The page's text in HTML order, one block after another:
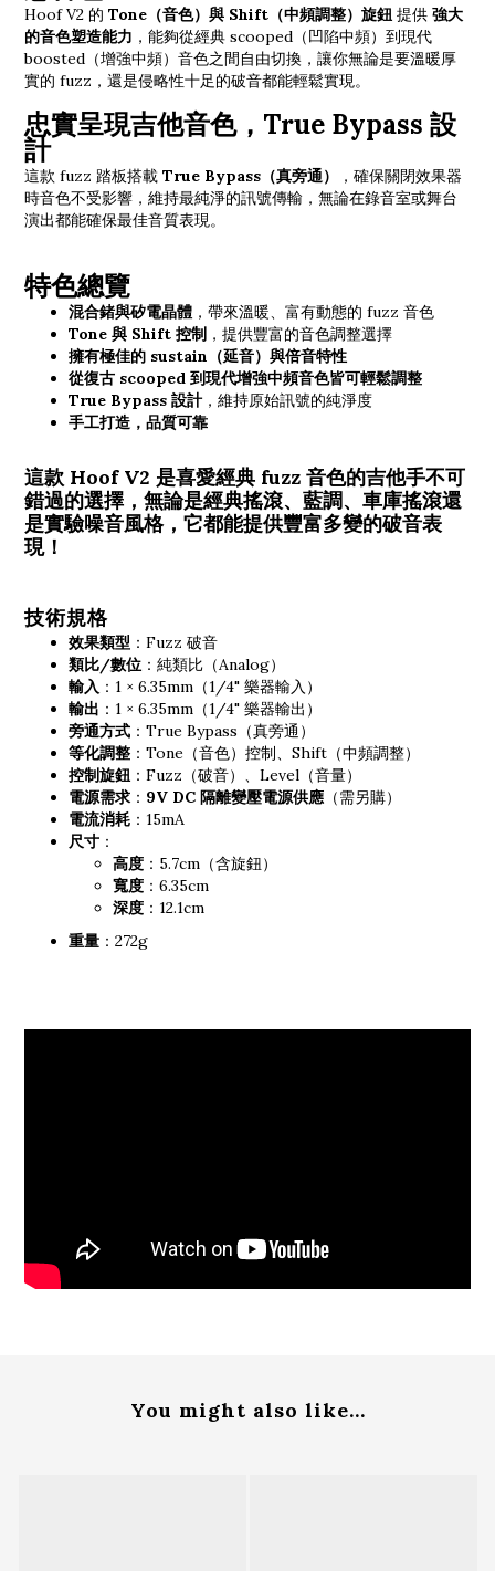
Hoof V2 的 Tone（音色）與 Shift（中頻調整）旋鈕 提供 強大
的音色塑造能力 ，能夠從經典 scooped（凹陷中頻）到現代
boosted（增強中頻）音色之間自由切換，讓你無論是要溫暖厚
實的 fuzz，還是侵略性十足的破音都能輕鬆實現。
忠實呈現吉他音色，True Bypass 設
計
這款 fuzz 踏板搭載 True Bypass（真旁通）
，確保關閉效果器
時音色不受影響，維持最純淨的訊號傳輸，無論在錄音室或舞台
演出都能確保最佳音質表現。
特色總覽
混合鍺與矽電晶體 ，帶來溫暖、富有動態的 fuzz 音色
Tone 與 Shift 控制 ，提供豐富的音色調整選擇
擁有極佳的 sustain（延音）與倍音特性
從復古 scooped 到現代增強中頻音色皆可輕鬆調整
True Bypass 設計，維持原始訊號的純淨度
手工打造，品質可靠
這款 Hoof V2 是喜愛經典 fuzz 音色的吉他手不可
錯過的選擇，無論是經典搖滾、藍調、車庫搖滾還
是實驗噪音風格，它都能提供豐富多變的破音表
現！
技術規格
效果類型 ：Fuzz 破音
類比/數位 ：純類比（Analog）
輸入 ：1 × 6.35mm（1/4" 樂器輸入）
輸出 ：1 × 6.35mm（1/4" 樂器輸出）
旁通方式 ：True Bypass（真旁通）
等化調整 ：Tone（音色）控制、Shift（中頻調整）
控制旋鈕 ：Fuzz（破音）、Level（音量）
電源需求 ： 9V DC 隔離變壓電源供應 （需另購）
電流消耗 ：15mA
尺寸 ：
高度 ：5.7cm（含旋鈕）
寬度 ：6.35cm
深度 ：12.1cm
重量 ：272g
You might also like...